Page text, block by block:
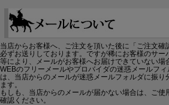
当店からお客様へ、ご注文を頂いた後に「ご注文確
必ずお送りしております。ですが稀にお客様のサー
等により、メールがお客様へお届けできていない場
WEBのフリーメールやプロバイダの迷惑メールフ
は、当店からのメールが迷惑メールフォルダに振
ます。
もしも、当店からのメールが届かない場合は、ご
確認ください。